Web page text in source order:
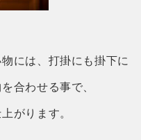
には、打掛にも掛下に
合わせる事で、
がります。